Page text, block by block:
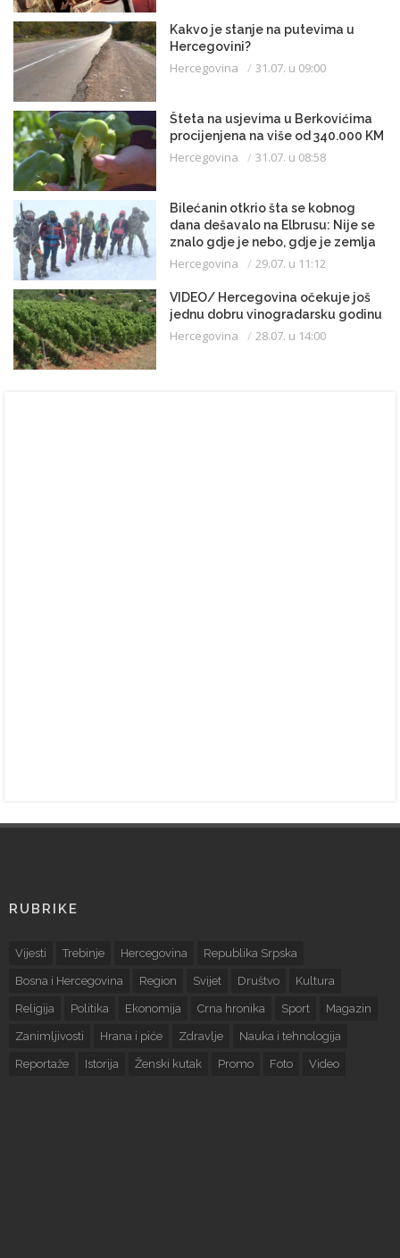
Kakvo je stanje na putevima u
Hercegovini?
Hercegovina 31.07. u 09:00
Šteta na usjevima u Berkovićima
procijenjena na više od 340.000 KM
Hercegovina 31.07. u 08:58
Bilećanin otkrio šta se kobnog
dana dešavalo na Elbrusu: Nije se
znalo gdje je nebo, gdje je zemlja
Hercegovina 29.07. u 11:12
VIDEO/ Hercegovina očekuje još
jednu dobru vinogradarsku godinu
Hercegovina 28.07. u 14:00
RUBRIKE
Vijesti Trebinje Hercegovina Republika Srpska
Bosna i Hercegovina Region Svijet Društvo Kultura
Religija Politika Ekonomija Crna hronika Sport Magazin
Zanimljivosti Hrana i piće Zdravlje Nauka i tehnologija
Reportaže Istorija Ženski kutak Promo Foto Video